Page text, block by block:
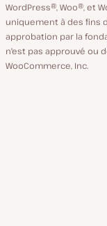
WordPress®, Woo®, et
uniquement à des fins
approbation par la
n'est pas approuvé ou
WooCommerce, Inc.